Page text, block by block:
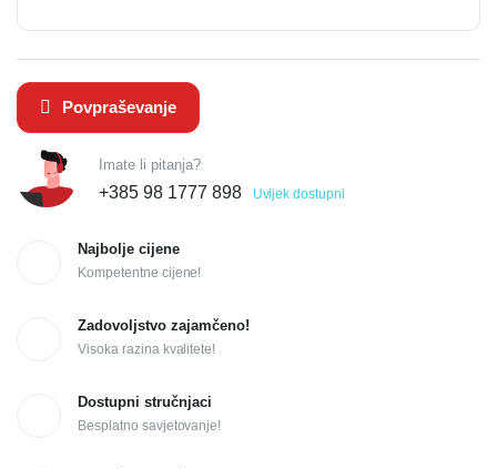
Povpraševanje
Imate li pitanja?
+385 98 1777 898 Uvijek dostupni
Najbolje cijene
Kompetentne cijene!
Zadovoljstvo zajamčeno!
Visoka razina kvalitete!
Dostupni stručnjaci
Besplatno savjetovanje!